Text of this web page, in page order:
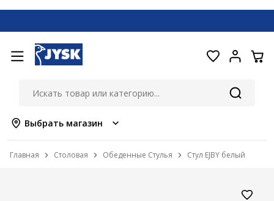
Выбрать магазин
Главная Столовая Обеденные Стулья Стул EJBY белый